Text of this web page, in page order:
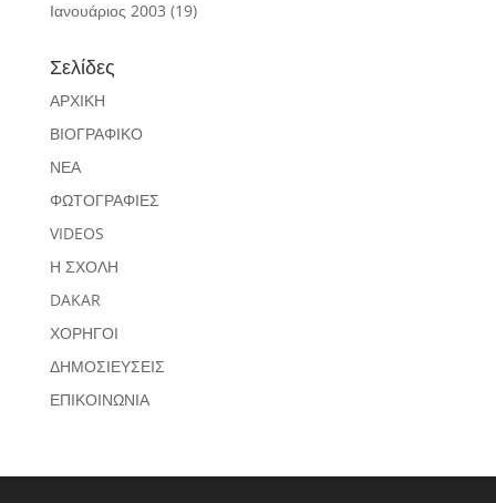
Ιανουάριος 2003 (19)
Σελίδες
ΑΡΧΙΚΗ
ΒΙΟΓΡΑΦΙΚΟ
ΝΕΑ
ΦΩΤΟΓΡΑΦΙΕΣ
VIDEOS
Η ΣΧΟΛΗ
DAKAR
ΧΟΡΗΓΟΙ
ΔΗΜΟΣΙΕΥΣΕΙΣ
ΕΠΙΚΟΙΝΩΝΙΑ